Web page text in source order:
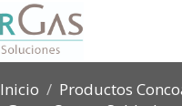
Inicio
Productos